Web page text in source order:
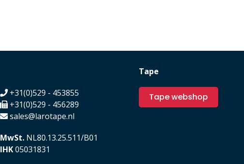
+31(0)529 - 453855
+31(0)529 - 456289
sales@larotape.nl
MwSt. NL80.13.25.511/B01
IHK05031831
Tape
Tape webshop